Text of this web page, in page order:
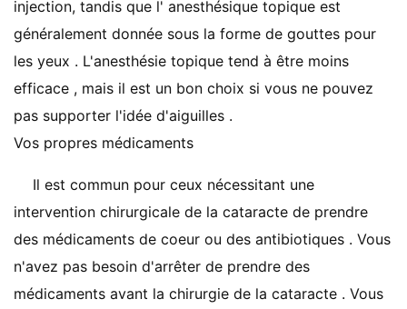
injection, tandis que l' anesthésique topique est
généralement donnée sous la forme de gouttes pour
les yeux . L'anesthésie topique tend à être moins
efficace , mais il est un bon choix si vous ne pouvez
pas supporter l'idée d'aiguilles .
Vos propres médicaments
Il est commun pour ceux nécessitant une
intervention chirurgicale de la cataracte de prendre
des médicaments de coeur ou des antibiotiques . Vous
n'avez pas besoin d'arrêter de prendre des
médicaments avant la chirurgie de la cataracte . Vous